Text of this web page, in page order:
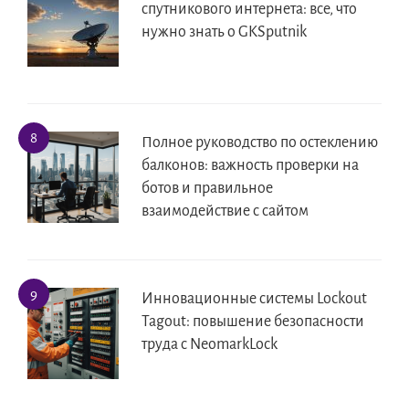
спутникового интернета: все, что
нужно знать о GKSputnik
Полное руководство по остеклению
балконов: важность проверки на
ботов и правильное
взаимодействие с сайтом
Инновационные системы Lockout
Tagout: повышение безопасности
труда с NeomarkLock